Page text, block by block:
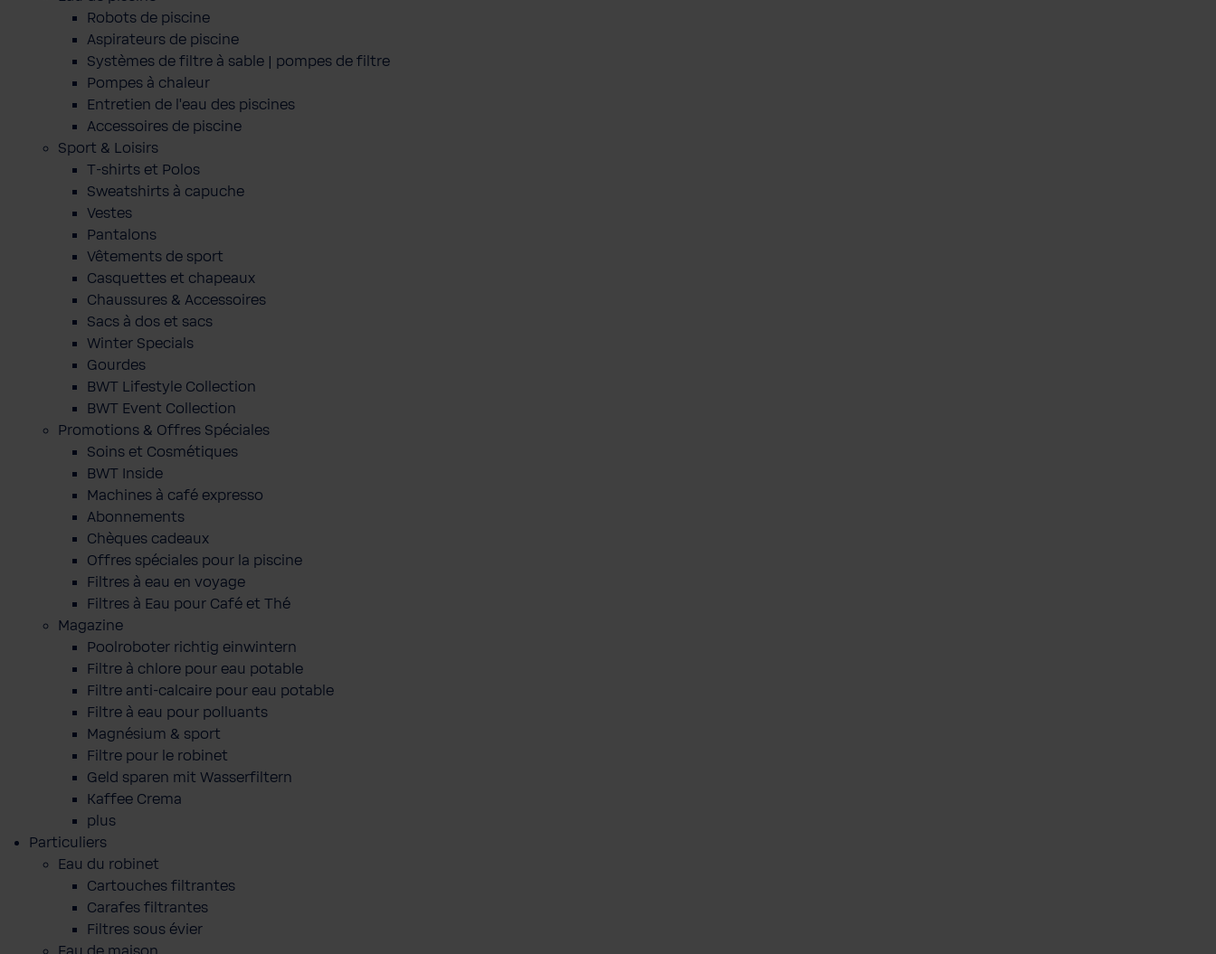
Robots de piscine
Aspirateurs de piscine
Systèmes de filtre à sable | pompes de filtre
Pompes à chaleur
Entretien de l'eau des piscines
Accessoires de piscine
Sport & Loisirs
T-shirts et Polos
Sweatshirts à capuche
Vestes
Pantalons
Vêtements de sport
Casquettes et chapeaux
Chaussures & Accessoires
Sacs à dos et sacs
Winter Specials
Gourdes
BWT Lifestyle Collection
BWT Event Collection
Promotions & Offres Spéciales
Soins et Cosmétiques
BWT Inside
Machines à café expresso
Abonnements
Chèques cadeaux
Offres spéciales pour la piscine
Filtres à eau en voyage
Filtres à Eau pour Café et Thé
Magazine
Poolroboter richtig einwintern
Filtre à chlore pour eau potable
Filtre anti-calcaire pour eau potable
Filtre à eau pour polluants
Magnésium & sport
Filtre pour le robinet
Geld sparen mit Wasserfiltern
Kaffee Crema
plus
Particuliers
Eau du robinet
Cartouches filtrantes
Carafes filtrantes
Filtres sous évier